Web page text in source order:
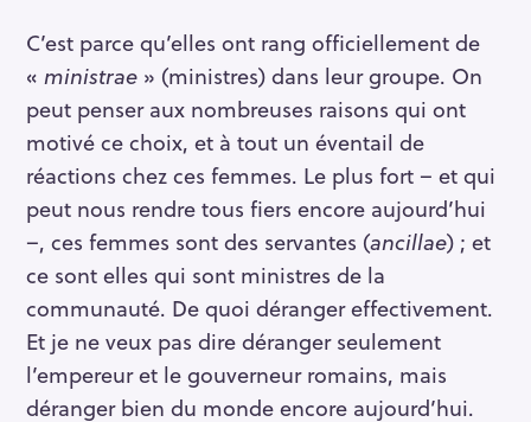
C’est parce qu’elles ont rang officiellement de
« ministrae » (ministres) dans leur groupe. On
peut penser aux nombreuses raisons qui ont
motivé ce choix, et à tout un éventail de
réactions chez ces femmes. Le plus fort – et qui
peut nous rendre tous fiers encore aujourd’hui
–, ces femmes sont des servantes (ancillae) ; et
ce sont elles qui sont ministres de la
communauté. De quoi déranger effectivement.
Et je ne veux pas dire déranger seulement
l’empereur et le gouverneur romains, mais
déranger bien du monde encore aujourd’hui.